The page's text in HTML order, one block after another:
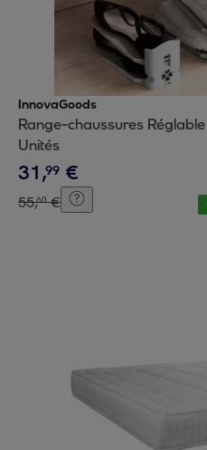
InnovaGoods
Range-chaussures
Unités
31,99 €
55,60 €